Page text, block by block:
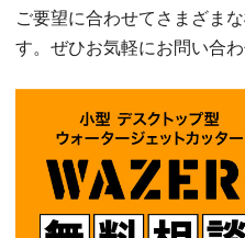
ご要望に合わせてさまざま
す。ぜひお気軽にお問い合わ